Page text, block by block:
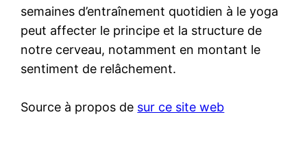
semaines d’entraînement quotidien à le yoga
peut affecter le principe et la structure de
notre cerveau, notamment en montant le
sentiment de relâchement.
Source à propos de sur ce site web